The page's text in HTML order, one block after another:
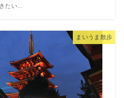
たい...
まいうま散歩